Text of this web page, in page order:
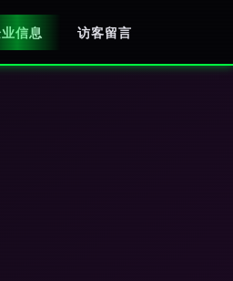
信息 访客留言